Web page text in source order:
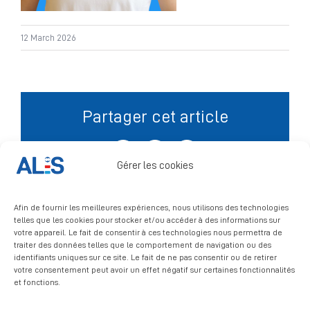
Gérer les cookies
Afin de fournir les meilleures expériences, nous utilisons des technologies
telles que les cookies pour stocker et/ou accéder à des informations sur
votre appareil. Le fait de consentir à ces technologies nous permettra de
traiter des données telles que le comportement de navigation ou des
identifiants uniques sur ce site. Le fait de ne pas consentir ou de retirer
votre consentement peut avoir un effet négatif sur certaines fonctionnalités
et fonctions.
Signalement
12 March 2026
Partager cet article